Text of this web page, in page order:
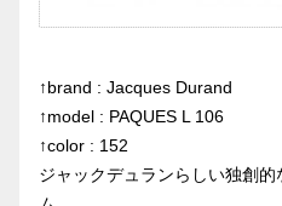
↑brand : Jacques Durand
↑model : PAQUES L 106
↑color : 152
ジャックデュランらしい独創